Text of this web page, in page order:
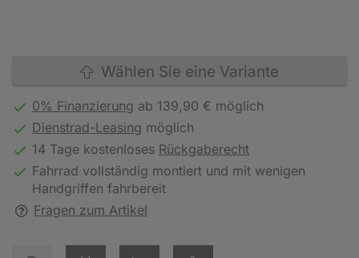
Wählen Sie eine Variante
0% Finanzierung ab 139,90 € möglich
Dienstrad-Leasing möglich
14 Tage kostenloses Rückgaberecht
Fahrrad vollständig montiert und mit wenigen
Handgriffen fahrbereit
Fragen zum Artikel